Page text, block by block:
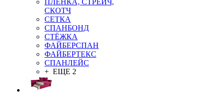
ПЛЁНКА, СТРЕЙЧ,
СКОТЧ
СЕТКА
СПАНБОНД
СТЁЖКА
ФАЙБЕРСПАН
ФАЙБЕРТЕКС
СПАНЛЕЙС
+ ЕЩЕ 2